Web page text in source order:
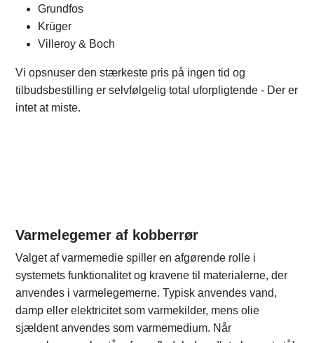
Grundfos
Krüger
Villeroy & Boch
Vi opsnuser den stærkeste pris på ingen tid og
tilbudsbestilling er selvfølgelig total uforpligtende - Der er
intet at miste.
Varmelegemer af kobberrør
Valget af varmemedie spiller en afgørende rolle i
systemets funktionalitet og kravene til materialerne, der
anvendes i varmelegemerne. Typisk anvendes vand,
damp eller elektricitet som varmekilder, mens olie
sjældent anvendes som varmemedium. Når